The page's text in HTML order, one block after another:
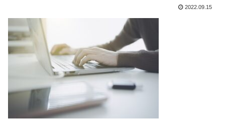
2022.09.15